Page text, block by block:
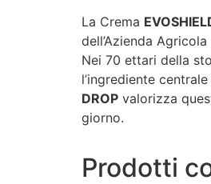
La Crema
dell’Azienda
Nei 70 ettari della
l’ingrediente
DROP valorizza
giorno.
Prodotti